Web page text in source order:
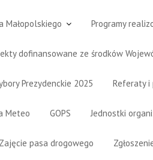
Małopolskiego Programy
dofinansowane ze środków
Prezydenckie 2025 Referaty i
Meteo GOPS Jednostki
Zajęcie pasa drogowego